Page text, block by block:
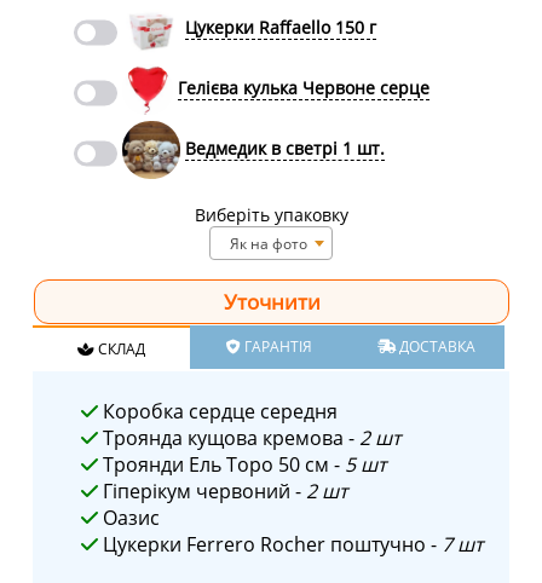
Цукерки Raffaello 150 г
Гелієва кулька Червоне серце
Ведмедик в светрі 1 шт.
Виберіть упаковку
Як на фото
СКЛАД ГАРАНТІЯ ДОСТАВКА
Коробка сердце середня
Троянда кущова кремова -2 шт
Троянди Ель Торо 50 см - 5 шт
Гіперікум червоний -2 шт
Оазис
Цукерки Ferrero Rocher поштучно - 7 шт